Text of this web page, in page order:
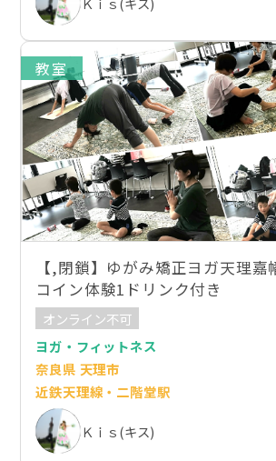
教室
【,閉鎖】ゆがみ矯正ヨガ天理
コイン体験1ドリンク付き
オンライン不可
ヨガ・フィットネス
奈良県 天理市
近鉄天理線・二階堂駅
Ｋｉｓ(キス)